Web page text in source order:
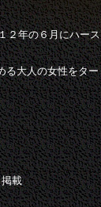
２年の６月にハース
る大人の女性をター
載